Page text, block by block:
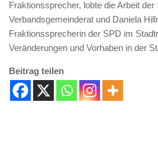
Fraktionssprecher, lobte die Arbeit
Verbandsgemeinderat und Daniela
Fraktionssprecherin der SPD im
Veränderungen und Vorhaben in der
Beitrag teilen